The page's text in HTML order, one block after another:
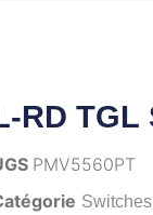
RD TGL
PMV5560PT